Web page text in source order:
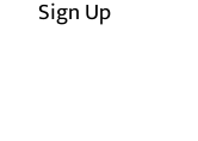
Sign Up